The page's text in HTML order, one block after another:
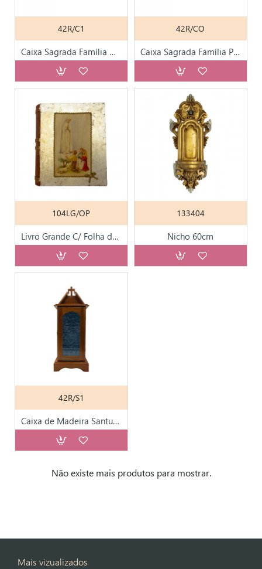
42R/C1
Caixa Sagrada Família Média
42R/CO
Caixa Sagrada Família Pequena
104LG/OP
Livro Grande C/ Folha de Ouro e Prata
133404
Nicho 60cm
42R/S1
Caixa de Madeira Santuário Pequena
Não existe mais produtos para mostrar.
Mais vizualizados